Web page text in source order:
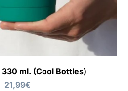
ml. (Cool Bottles)
21,99€